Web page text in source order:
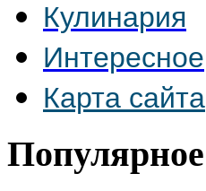
Кулинария
Интересное
Карта сайта
Популярное